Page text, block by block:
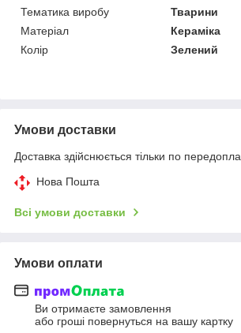
Тематика виробу
Тварини
Матеріал
Кераміка
Колір
Зелений
Умови доставки
Доставка здійснюється тільки по
Нова Пошта
Всі умови доставки
Умови оплати
Ви отримаєте замовлення
або гроші повернуться на вашу картку